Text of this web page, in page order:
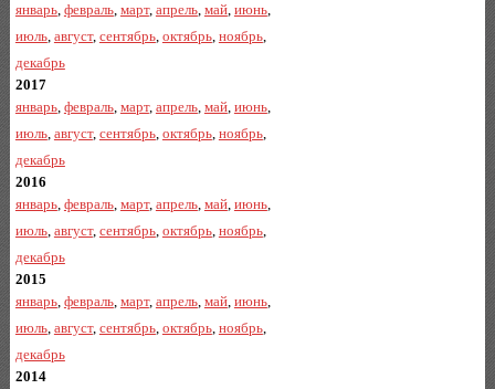
январь, февраль, март, апрель, май, июнь,
июль, август, сентябрь, октябрь, ноябрь,
декабрь
2017
январь, февраль, март, апрель, май, июнь,
июль, август, сентябрь, октябрь, ноябрь,
декабрь
2016
январь, февраль, март, апрель, май, июнь,
июль, август, сентябрь, октябрь, ноябрь,
декабрь
2015
январь, февраль, март, апрель, май, июнь,
июль, август, сентябрь, октябрь, ноябрь,
декабрь
2014